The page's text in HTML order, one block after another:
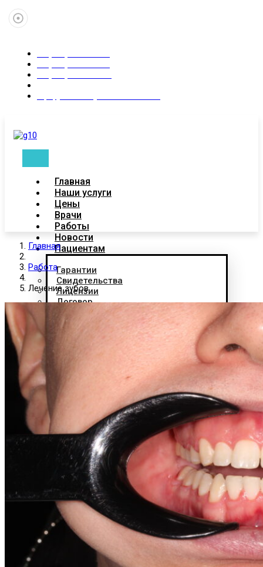
Главная
Наши услуги
Цены
Врачи
Работы
Новости
Пациентам
Гарантии
Свидетельства
Лицензии
Договор
Гос гарантии РФ
Гос гарантии РБ
Лечение по ДМС
Главная
Работа
Лечение зубов